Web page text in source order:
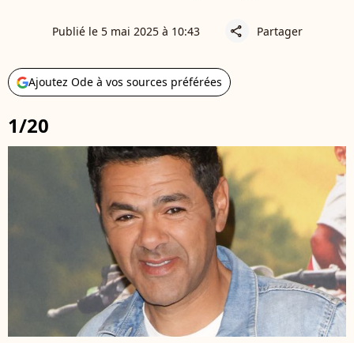
Publié le 5 mai 2025 à 10:43 share Partager
Ajoutez Ode à vos sources préférées
1/20